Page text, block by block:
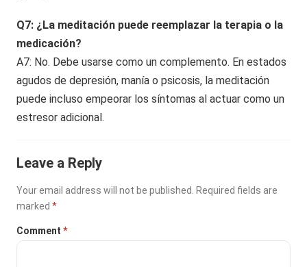
Q7: ¿La meditación puede reemplazar la terapia o la
medicación?
A7: No. Debe usarse como un complemento. En estados
agudos de depresión, manía o psicosis, la meditación
puede incluso empeorar los síntomas al actuar como un
estresor adicional.
Leave a Reply
Your email address will not be published.
Required fields are
marked*
Comment*